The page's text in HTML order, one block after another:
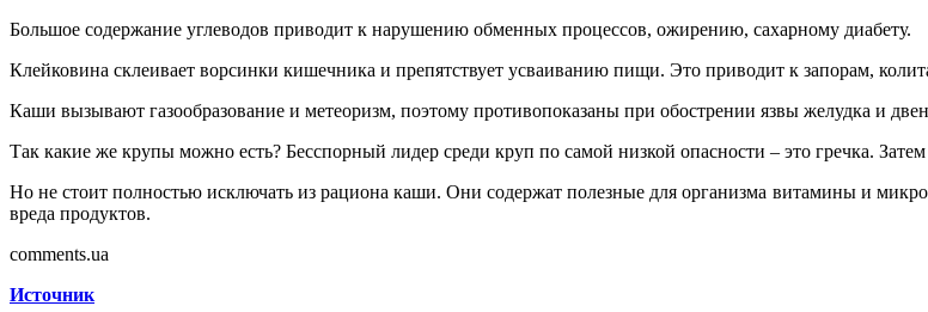
Большое содержание углеводов приводит к нарушению обменных процессов, ожирению, сахарному диабету.
Клейковина склеивает ворсинки кишечника и препятствует усваиванию пищи. Это приводит к запорам,
Каши вызывают газообразование и метеоризм, поэтому противопоказаны при обострении язвы желудка и
Так какие же крупы можно есть? Бесспорный лидер среди круп по самой низкой опасности – это гречка.
Но не стоит полностью исключать из рациона каши. Они содержат полезные для организма витамины и
вреда продуктов.
comments.ua
Источник